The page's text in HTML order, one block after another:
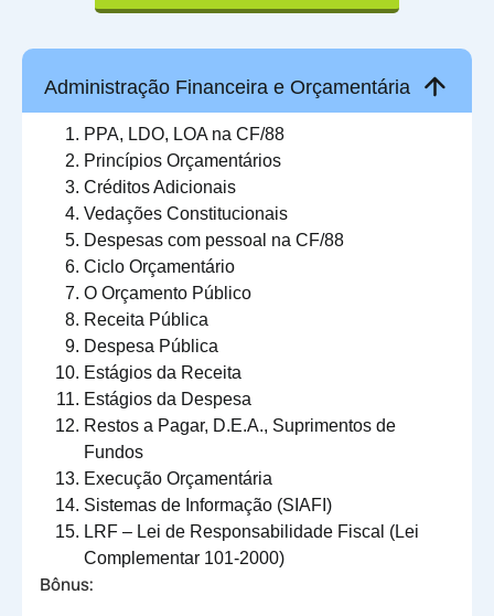
Administração Financeira e Orçamentária
PPA, LDO, LOA na CF/88
Princípios Orçamentários
Créditos Adicionais
Vedações Constitucionais
Despesas com pessoal na CF/88
Ciclo Orçamentário
O Orçamento Público
Receita Pública
Despesa Pública
Estágios da Receita
Estágios da Despesa
Restos a Pagar, D.E.A., Suprimentos de
Fundos
Execução Orçamentária
Sistemas de Informação (SIAFI)
LRF – Lei de Responsabilidade Fiscal (Lei
Complementar 101-2000)
Bônus: